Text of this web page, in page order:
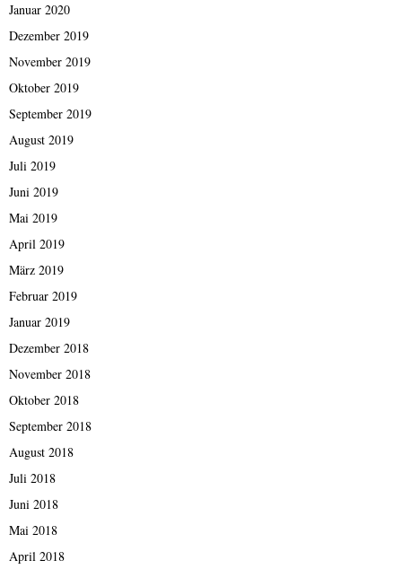
Januar 2020
Dezember 2019
November 2019
Oktober 2019
September 2019
August 2019
Juli 2019
Juni 2019
Mai 2019
April 2019
März 2019
Februar 2019
Januar 2019
Dezember 2018
November 2018
Oktober 2018
September 2018
August 2018
Juli 2018
Juni 2018
Mai 2018
April 2018